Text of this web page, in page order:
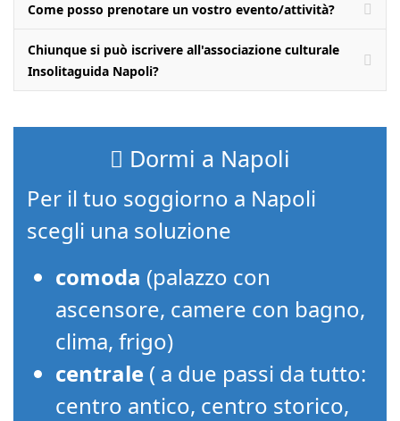
Come posso prenotare un vostro evento/attività?
Chiunque si può iscrivere all'associazione culturale
Insolitaguida Napoli?
Dormi a Napoli
Per il tuo soggiorno a Napoli
scegli una soluzione
comoda (palazzo con
ascensore, camere con bagno,
clima, frigo)
centrale ( a due passi da tutto:
centro antico, centro storico,